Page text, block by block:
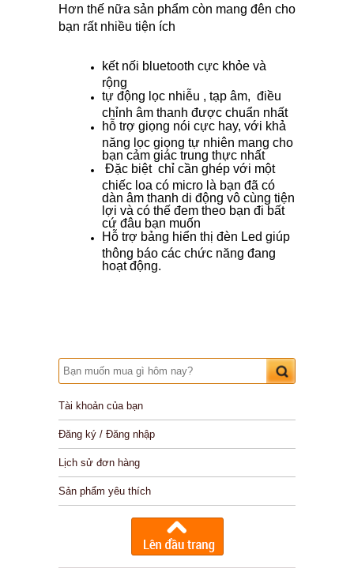
Hơn thế nữa sản phẩm còn mang đên cho
bạn rất nhiều tiện ích
kết nối bluetooth cực khỏe và
rộng
tự động lọc nhiễu , tạp âm, điều
chỉnh âm thanh được chuẩn nhất
hỗ trợ giọng nói cực hay, với khả
năng lọc giọng tự nhiên mang cho
bạn cảm giác trung thực nhất
Đặc biệt chỉ cần ghép với một
chiếc loa có micro là bạn đã có
dàn âm thanh di động vô cùng tiện
lợi và có thế đem theo bạn đi bất
cứ đâu bạn muốn
Hỗ trợ bảng hiển thị đèn Led giúp
thông báo các chức năng đang
hoạt động.
Tài khoản của bạn
Đăng ký / Đăng nhập
Lịch sử đơn hàng
Sản phẩm yêu thích